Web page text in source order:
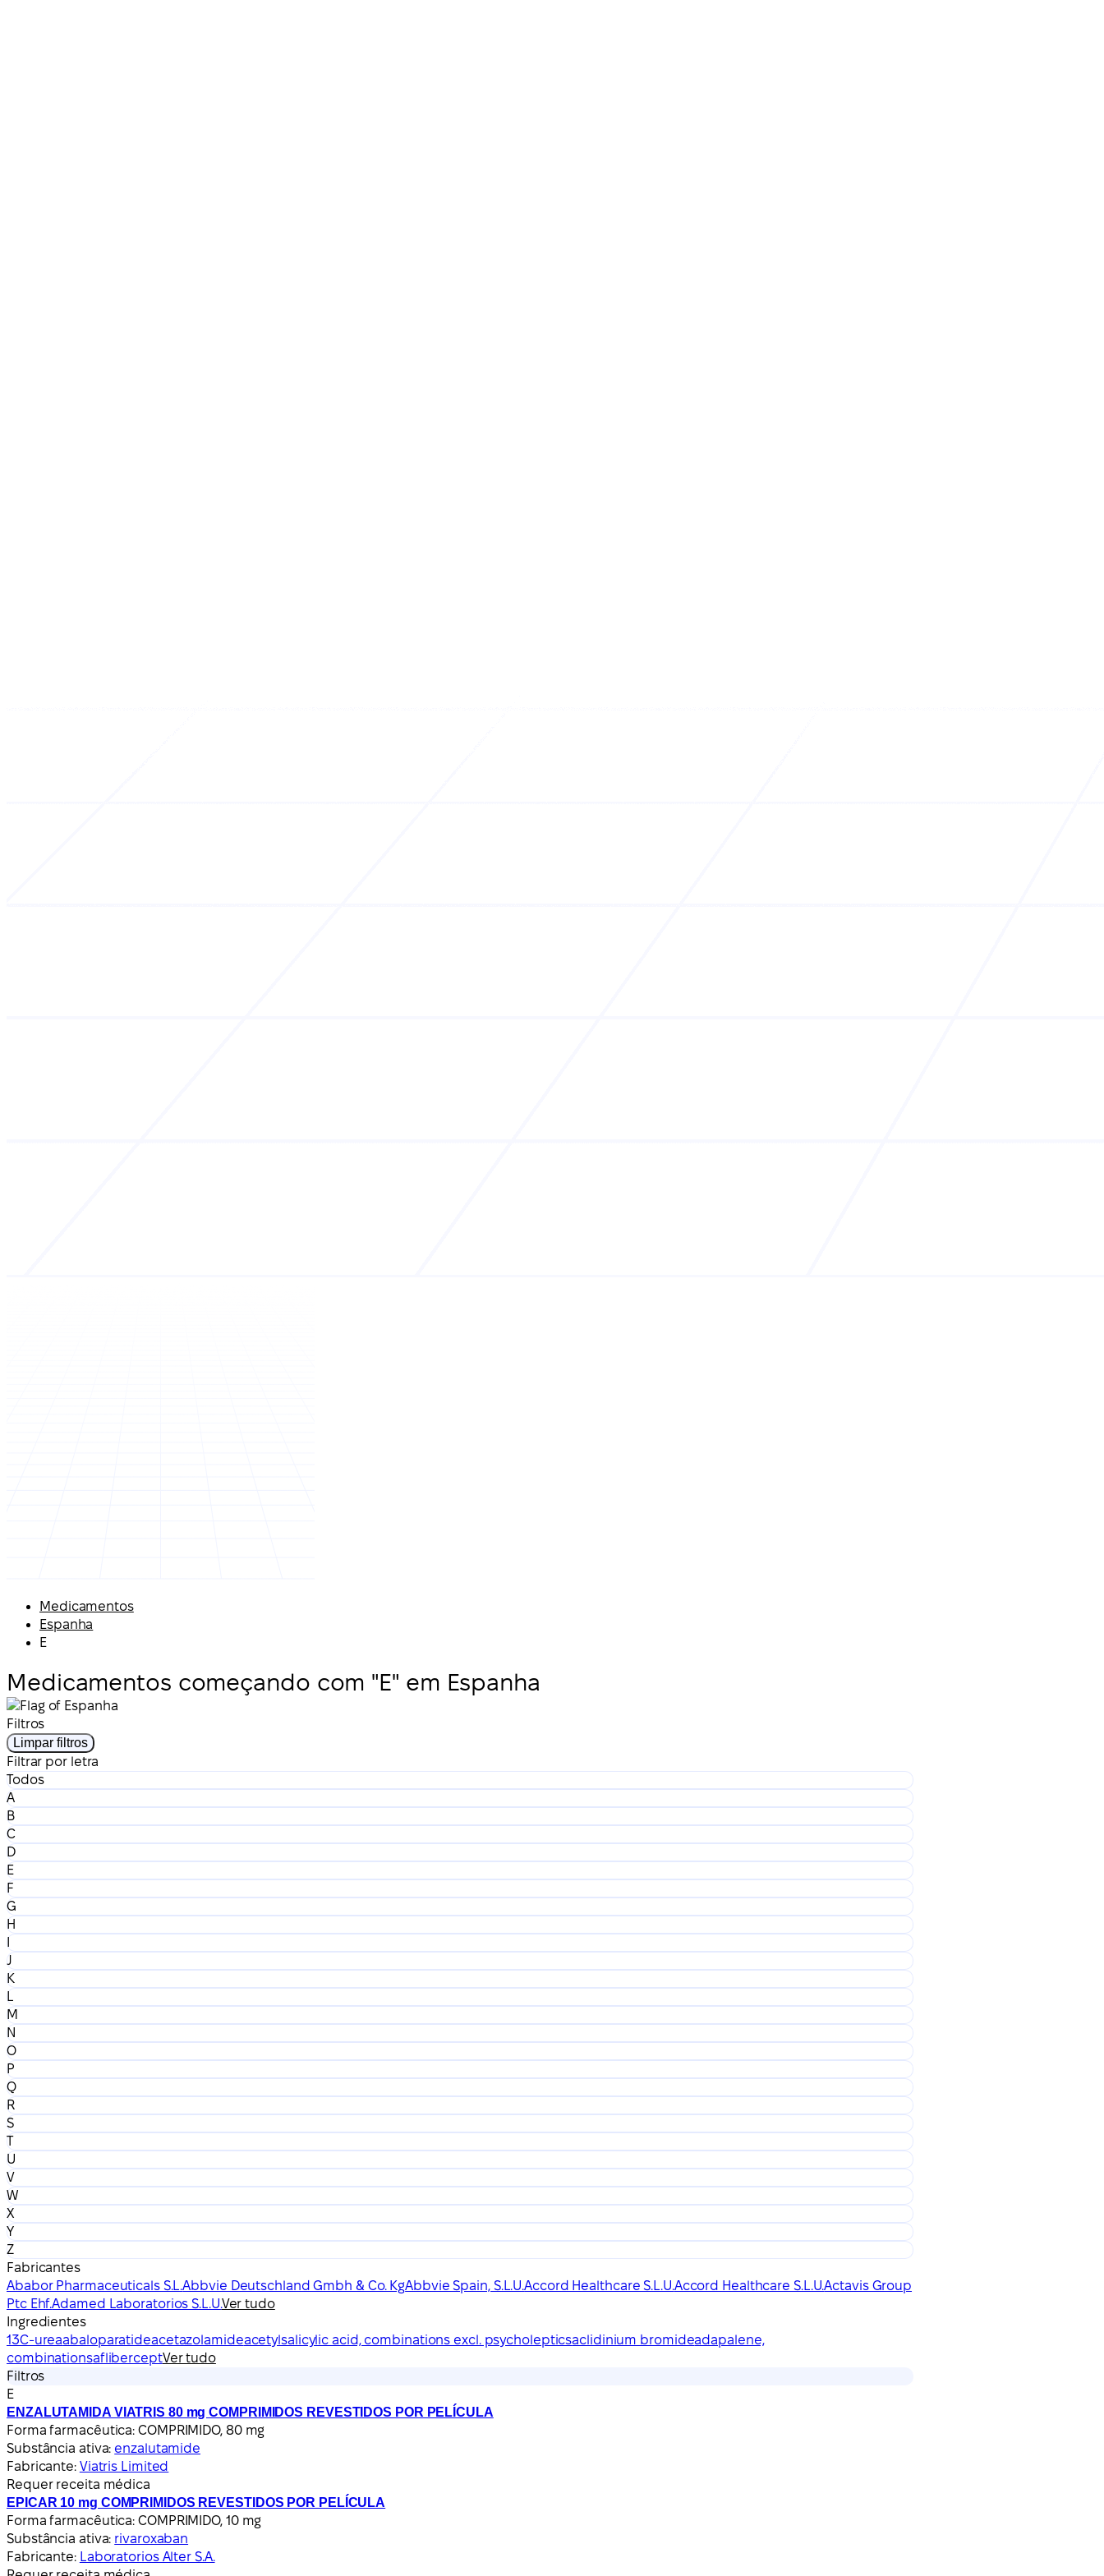
Medicamentos
Espanha
E
Medicamentos começando com "E" em Espanha
Filtros
Limpar filtros
Filtrar por letra
Todos
A
B
C
D
E
F
G
H
I
J
K
L
M
N
O
P
Q
R
S
T
U
V
W
X
Y
Z
Fabricantes
Ababor Pharmaceuticals S.L.Abbvie Deutschland Gmbh & Co. KgAbbvie Spain, S.L.U.Accord Healthcare S.L.U.Accord Healthcare S.L.U.Actavis Group
Ptc Ehf.Adamed Laboratorios S.L.U.Ver tudo
Ingredientes
13C-ureaabaloparatideacetazolamideacetylsalicylic acid, combinations excl. psycholepticsaclidinium bromideadapalene,
combinationsafliberceptVer tudo
Filtros
E
ENZALUTAMIDA VIATRIS 80 mg COMPRIMIDOS REVESTIDOS POR PELÍCULA
Forma farmacêutica: COMPRIMIDO, 80 mg
Substância ativa: enzalutamide
Fabricante: Viatris Limited
Requer receita médica
EPICAR 10 mg COMPRIMIDOS REVESTIDOS POR PELÍCULA
Forma farmacêutica: COMPRIMIDO, 10 mg
Substância ativa: rivaroxaban
Fabricante: Laboratorios Alter S.A.